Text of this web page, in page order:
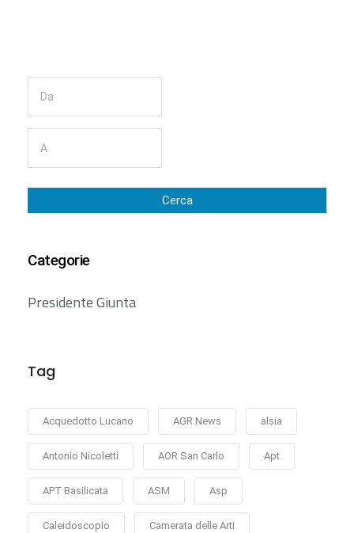
Cerca
Categorie
Presidente Giunta
Tag
Acquedotto Lucano AGR News alsia
Antonio Nicoletti AOR San Carlo Apt
APT Basilicata ASM Asp
Caleidoscopio Camerata delle Arti